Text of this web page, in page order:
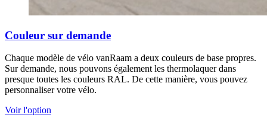
Couleur sur demande
Chaque modèle de vélo vanRaam a deux couleurs de base propres.
Sur demande, nous pouvons également les thermolaquer dans
presque toutes les couleurs RAL. De cette manière, vous pouvez
personnaliser votre vélo.
Voir l'option